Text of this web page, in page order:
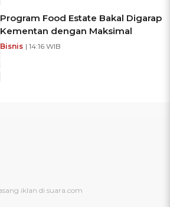
Program Food Estate Bakal Digarap
Kementan dengan Maksimal
Bisnis | 14:16 WIB